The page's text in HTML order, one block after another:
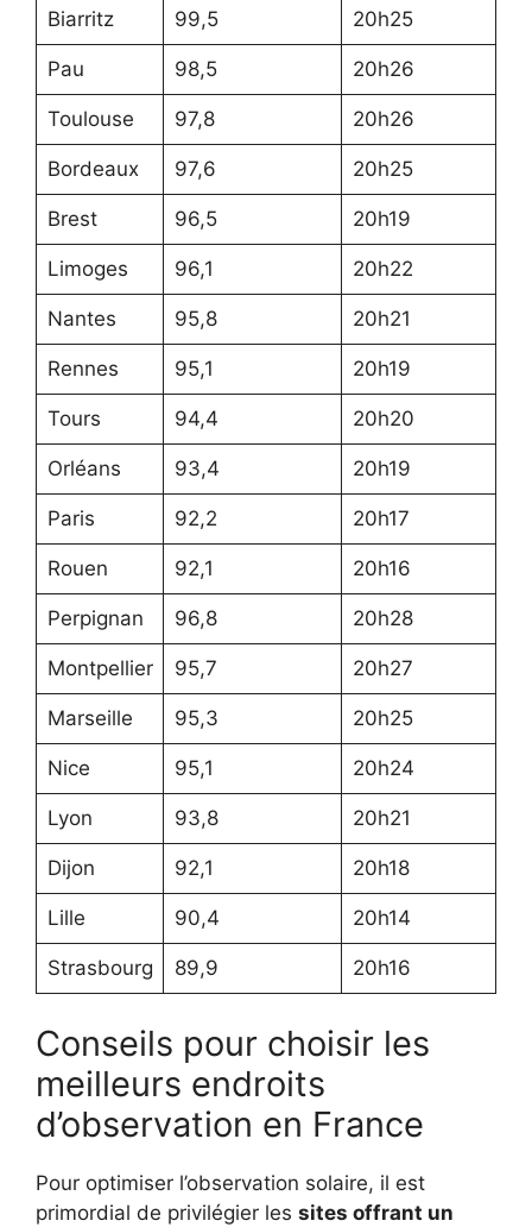
Biarritz 99,5 20h25
Pau 98,5 20h26
Toulouse 97,8 20h26
Bordeaux 97,6 20h25
Brest 96,5 20h19
Limoges 96,1 20h22
Nantes 95,8 20h21
Rennes 95,1 20h19
Tours 94,4 20h20
Orléans 93,4 20h19
Paris 92,2 20h17
Rouen 92,1 20h16
Perpignan 96,8 20h28
Montpellier 95,7 20h27
Marseille 95,3 20h25
Nice 95,1 20h24
Lyon 93,8 20h21
Dijon 92,1 20h18
Lille 90,4 20h14
Strasbourg 89,9 20h16
Conseils pour choisir les
meilleurs endroits
d’observation en France
Pour optimiser l’observation solaire, il est
primordial de privilégier les sites offrant un